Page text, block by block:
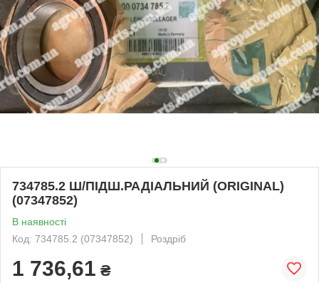
734785.2 Ш/ПІДШ.РАДІАЛЬНИЙ (ORIGINAL)
(07347852)
В наявності
Код: 734785.2 (07347852)
Роздріб
1 736,61 ₴